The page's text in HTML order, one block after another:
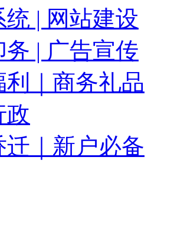
| 网站建设
务 | 广告宣传
利｜商务礼品
政
迁｜新户必备